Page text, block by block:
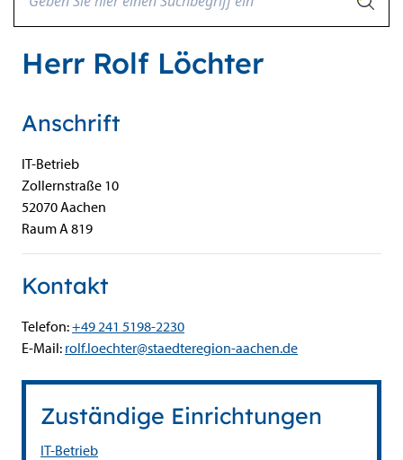
Herr Rolf Löchter
Anschrift
IT-Betrieb
Zollernstraße 10
52070Aachen
Raum A 819
Kontakt
Telefon:+49 241 5198-2230
E-Mail: rolf.loechter@staedteregion-aachen.de
Zuständige Einrichtungen
IT-Betrieb